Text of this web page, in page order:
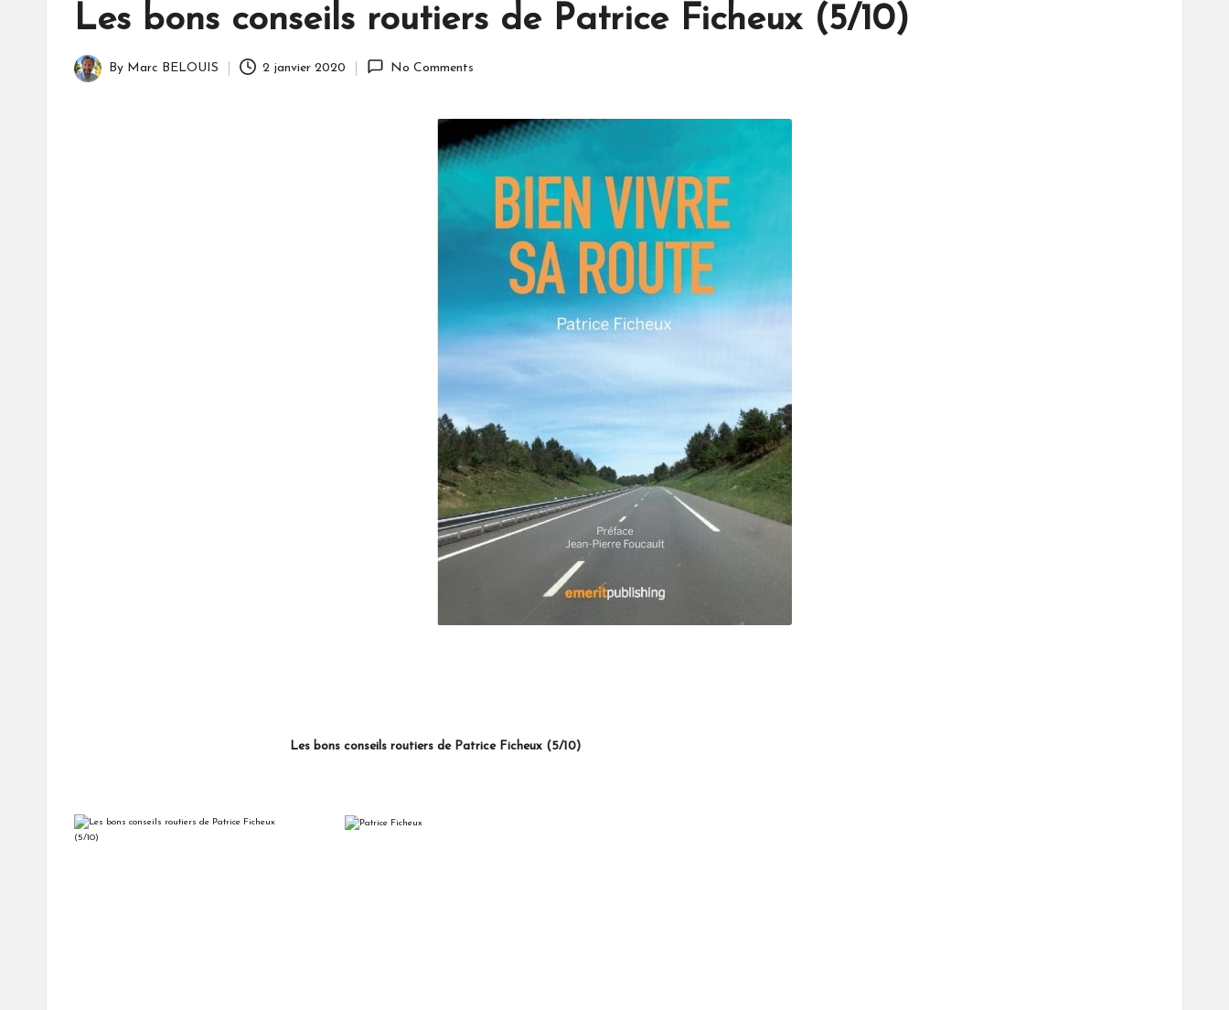
Les bons conseils routiers de Patrice Ficheux (5/10)
Posted
By Marc BELOUIS 2 janvier 2020 No Comments
Les bons conseils routiers de Patrice Ficheux (5/10)